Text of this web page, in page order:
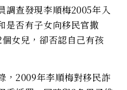
調查發現李順梅2005年入
是否有子女向移民官撒
女兒，卻否認自己有孩
，2009年李順梅對移民詐